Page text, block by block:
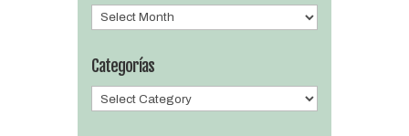
Archivos
Categorías
Categorías